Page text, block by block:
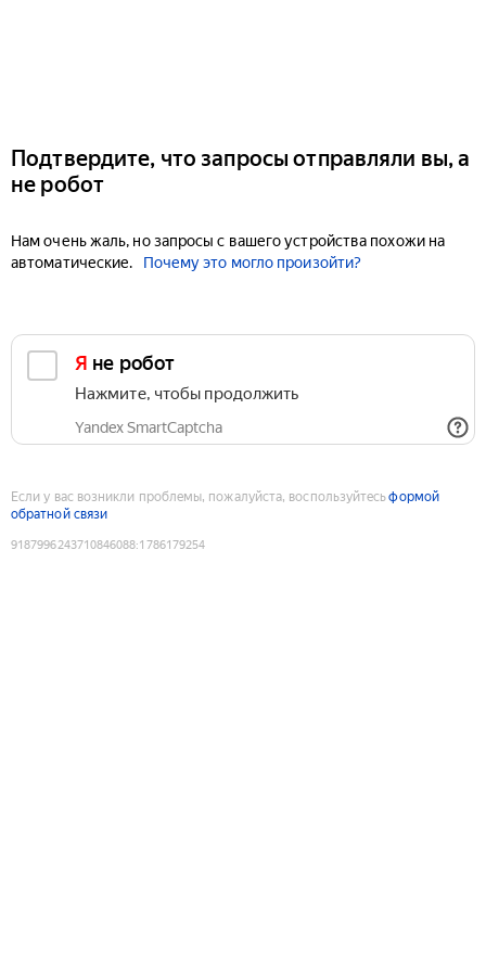
Подтвердите, что запросы отправляли вы, а
не робот
Нам очень жаль, но запросы с вашего устройства похожи на
автоматические.
Почему это могло произойти?
Я не робот
Нажмите, чтобы продолжить
Yandex SmartCaptcha
Если у вас возникли проблемы, пожалуйста, воспользуйтесьформой
обратной связи
9187996243710846088:1786179254